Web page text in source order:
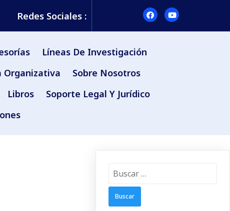
Redes Sociales :
Líneas De Investigación
Organizativa
Sobre Nosotros
Libros
Soporte Legal Y Jurídico